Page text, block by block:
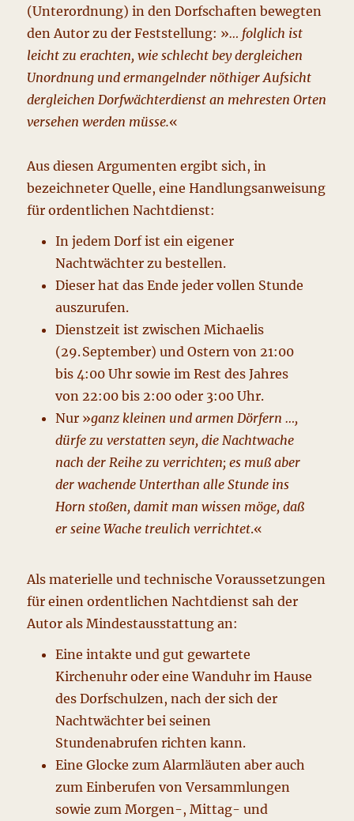
(Unterordnung) in den Dorfschaften bewegten
den Autor zu der Feststellung: »… folglich ist
leicht zu erachten, wie schlecht bey dergleichen
Unordnung und ermangelnder nöthiger Aufsicht
dergleichen Dorfwächterdienst an mehresten Orten
versehen werden müsse.«
Aus diesen Argumenten ergibt sich, in
bezeichneter Quelle, eine Handlungsanweisung
für ordentlichen Nachtdienst:
In jedem Dorf ist ein eigener
Nachtwächter zu bestellen.
Dieser hat das Ende jeder vollen Stunde
auszurufen.
Dienstzeit ist zwischen Michaelis
(29. September) und Ostern von 21:00
bis 4:00 Uhr sowie im Rest des Jahres
von 22:00 bis 2:00 oder 3:00 Uhr.
Nur »ganz kleinen und armen Dörfern …,
dürfe zu verstatten seyn, die Nachtwache
nach der Reihe zu verrichten; es muß aber
der wachende Unterthan alle Stunde ins
Horn stoßen, damit man wissen möge, daß
er seine Wache treulich verrichtet.«
Als materielle und technische Voraussetzungen
für einen ordentlichen Nachtdienst sah der
Autor als Mindestausstattung an:
Eine intakte und gut gewartete
Kirchenuhr oder eine Wanduhr im Hause
des Dorfschulzen, nach der sich der
Nachtwächter bei seinen
Stundenabrufen richten kann.
Eine Glocke zum Alarmläuten aber auch
zum Einberufen von Versammlungen
sowie zum Morgen-, Mittag- und